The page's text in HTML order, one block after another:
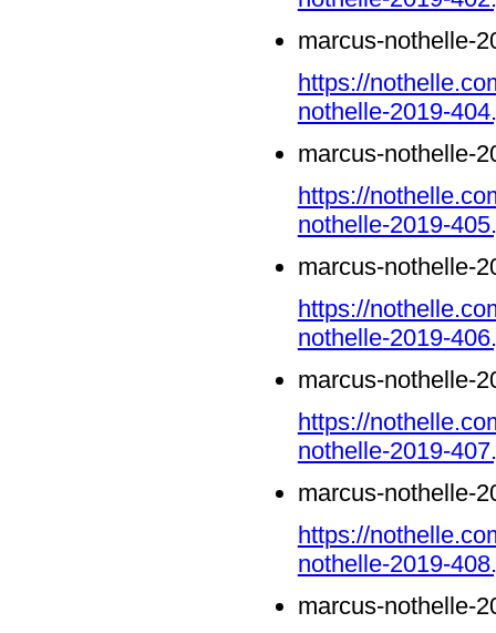
marcus-nothelle-
https://
nothelle-2019-
marcus-nothelle-
https://
nothelle-2019-
marcus-nothelle-
https://
nothelle-2019-
marcus-nothelle-
https://
nothelle-2019-
marcus-nothelle-
https://
nothelle-2019-
marcus-nothelle-